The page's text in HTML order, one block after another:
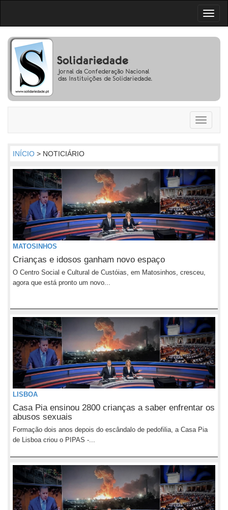
Toggle
INÍCIO > NOTICIÁRIO
MATOSINHOS
Crianças e idosos ganham novo espaço
O Centro Social e Cultural de Custóias, em Matosinhos, cresceu,
agora que está pronto um novo...
LISBOA
Casa Pia ensinou 2800 crianças a saber enfrentar os
abusos sexuais
Formação dois anos depois do escândalo de pedofilia, a Casa Pia
de Lisboa criou o PIPAS -...